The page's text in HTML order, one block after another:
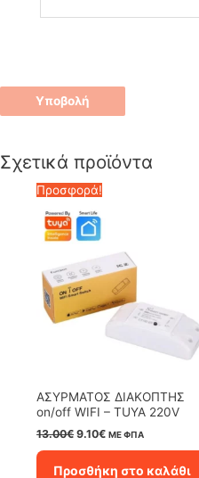
Σχετικά προϊόντα
Προσφορά!
ΑΣΥΡΜΑΤΟΣ ΔΙΑΚΟΠΤΗΣ
on/off WIFI – TUYA 220V
13.00€ Original
9.10€ΗΜΕ ΦΠΑ
Προσθήκη στο καλάθι